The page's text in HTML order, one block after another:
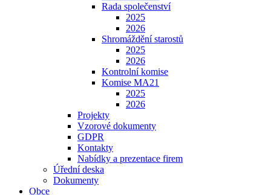
Rada společenství
2025
2026
Shromáždění starostů
2025
2026
Kontrolní komise
Komise MA21
2025
2026
Projekty
Vzorové dokumenty
GDPR
Kontakty
Nabídky a prezentace firem
Úřední deska
Dokumenty
Obce